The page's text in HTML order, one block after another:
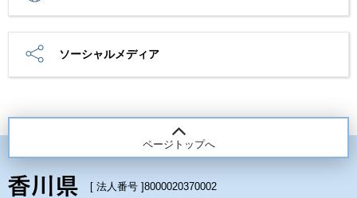
ソーシャルメディア
ページトップへ
[ 法人番号 ]8000020370002